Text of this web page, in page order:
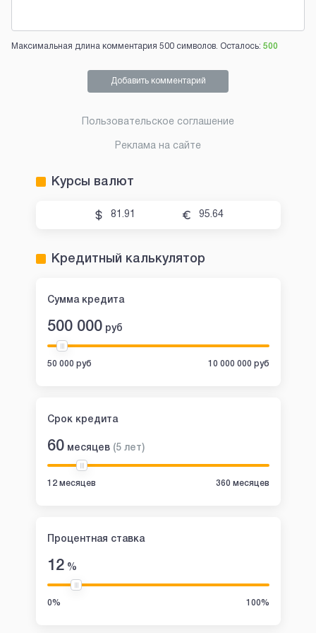
Максимальная длина комментария 500 символов. Осталось: 500
Добавить комментарий
Пользовательское соглашение
Реклама на сайте
Курсы валют
81.91 95.64
Кредитный калькулятор
Сумма кредита
500 000 руб
50 000 руб 10 000 000 руб
Срок кредита
60 месяцев (5 лет)
12 месяцев 360 месяцев
Процентная ставка
12%
0% 100%